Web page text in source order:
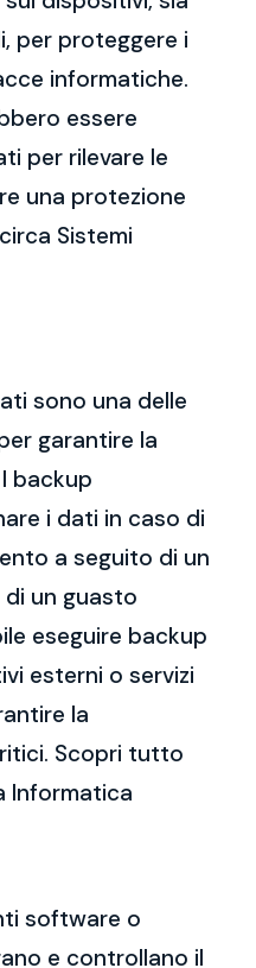
per proteggere i
informatiche.
essere
per rilevare le
una protezione
Sistemi
sono una delle
garantire la
backup
i dati in caso di
a seguito di un
un guasto
eseguire backup
esterni o servizi
la
Scopri tutto
Informatica
software o
e controllano il